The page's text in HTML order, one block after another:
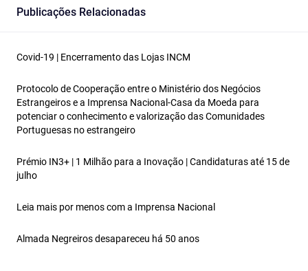
Publicações Relacionadas
Covid-19 | Encerramento das Lojas INCM
Protocolo de Cooperação entre o Ministério dos Negócios
Estrangeiros e a Imprensa Nacional‑Casa da Moeda para
potenciar o conhecimento e valorização das Comunidades
Portuguesas no estrangeiro
Prémio IN3+ | 1 Milhão para a Inovação | Candidaturas até 15 de
julho
Leia mais por menos com a Imprensa Nacional
Almada Negreiros desapareceu há 50 anos